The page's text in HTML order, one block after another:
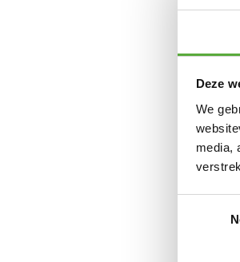
Deze
We
media,